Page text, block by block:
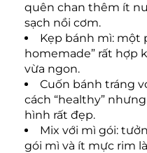
quên chan thêm ít
sạch nồi cơm.
Kẹp bánh mì: một
homemade” rất hợp
vừa ngon.
Cuốn bánh tráng
cách “healthy”
hình rất đẹp.
Mix với mì gói:
gói mì và ít mực rim